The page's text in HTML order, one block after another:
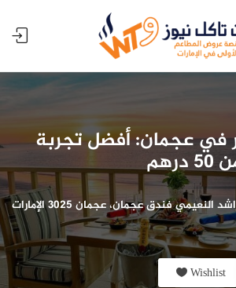
في عجمان: أفضل تجربة
شارع الشيخ حميد بن راشد النعيمي فندق عجمان، عجمان 3025 الإمارات
Wishlist